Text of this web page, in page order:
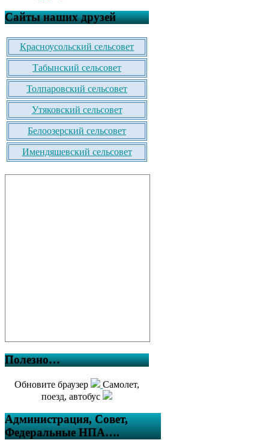
Сайты наших друзей
Красноусольский сельсовет
Табынский сельсовет
Толпаровский сельсовет
Утяковский сельсовет
Белоозерский сельсовет
Имендяшевский сельсовет
Полезно…
Обновите браузер
Самолет,
поезд, автобус
Администрация, Совет,
Федеральные НПА….